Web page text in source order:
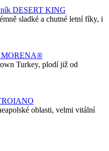
sladké a chutné letní fíky, i
Turkey, plodí již od
oblasti, velmi vitální